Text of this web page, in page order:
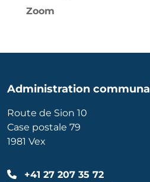
Zoom
Administration
Route de Sion 10
Case postale 79
1981 Vex
+41 27 207 35 72